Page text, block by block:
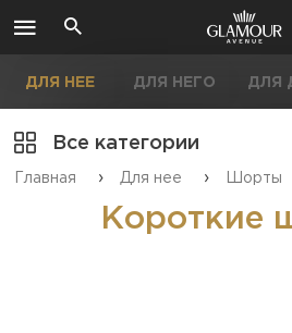
ДЛЯ НЕЕ ДЛЯ НЕГО ДЛЯ
Все категории
Главная › Для нее › Шорты
Короткие